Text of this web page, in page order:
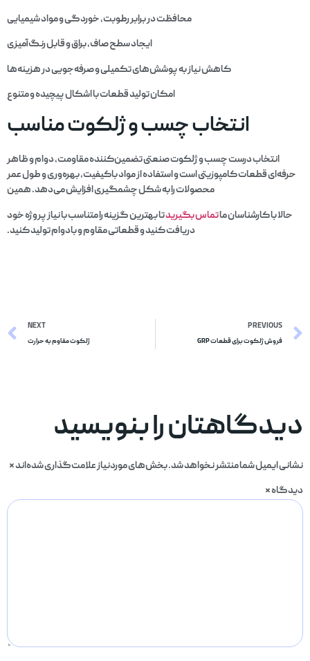
محافظت در برابر رطوبت، خوردگی و مواد شیمیایی
ایجاد سطح صاف، براق و قابل رنگ‌آمیزی
کاهش نیاز به پوشش‌های تکمیلی و صرفه‌جویی در هزینه‌ها
امکان تولید قطعات با اشکال پیچیده و متنوع
انتخاب چسب و ژلکوت مناسب
انتخاب درست چسب و ژلکوت صنعتی تضمین‌کننده مقاومت، دوام و ظاهر
حرفه‌ای قطعات کامپوزیتی است و استفاده از مواد باکیفیت، بهره‌وری و طول عمر
محصولات را به شکل چشمگیری افزایش می‌دهد. همین
حالا با کارشناسان ماتماس بگیریدتا بهترین گزینه را متناسب با نیاز پروژه خود
دریافت کنید و قطعاتی مقاوم و بادوام تولید کنید.
PREVIOUS
فروش ژلکوت برای قطعات GRP
NEXT
ژلکوت مقاوم به حرارت
دیدگاهتان را بنویسید
نشانی ایمیل شما منتشر نخواهد شد.بخش‌های موردنیاز علامت‌گذاری شده‌اند*
دیدگاه*